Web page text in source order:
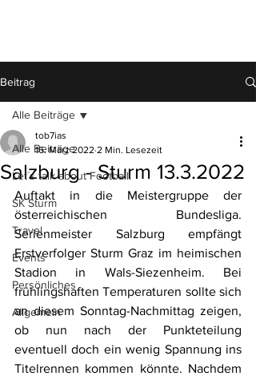
Beitrag
Alle Beiträge
Let´s talk about Football!
SK Sturm
Travel
Events
Persönliches
Allgemein
Alle Beiträge
Salzburg - Sturm 13.3.2022
tob7ias
16. März 2022 2 Min. Lesezeit
Auftakt in die Meistergruppe der
österreichischen Bundesliga.
Serienmeister Salzburg empfängt
Erstverfolger Sturm Graz im heimischen
Stadion in Wals-Siezenheim. Bei
frühlingshaften Temperaturen sollte sich
an diesem Sonntag-Nachmittag zeigen,
ob nun nach der Punkteteilung
eventuell doch ein wenig Spannung ins
Titelrennen kommen könnte. Nachdem